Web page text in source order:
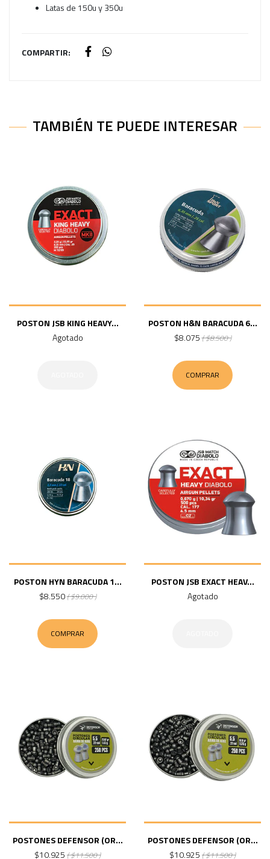
Latas de 150u y 350u
COMPARTIR:
TAMBIÉN TE PUEDE INTERESAR
POSTON JSB KING HEAVY...
Agotado
POSTON H&N BARACUDA 6...
$8.075( $8.500 )
COMPRAR
POSTON HYN BARACUDA 1...
$8.550( $9.000 )
COMPRAR
POSTON JSB EXACT HEAV...
Agotado
POSTONES DEFENSOR (OR...
$10.925 ( $11.500 )
POSTONES DEFENSOR (OR...
$10.925 ( $11.500 )